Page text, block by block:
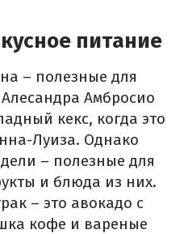
питание
– полезные для
Амбросио
кекс, когда это
Луиза. Однако
– полезные для
и блюда из них.
– это авокадо с
кофе и вареные